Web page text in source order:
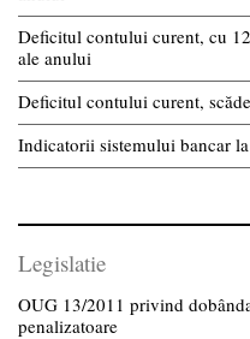
Deficitul contului curent, cu
ale anului
Deficitul contului curent,
Indicatorii sistemului bancar
Legislatie
OUG 13/2011 privind
penalizatoare